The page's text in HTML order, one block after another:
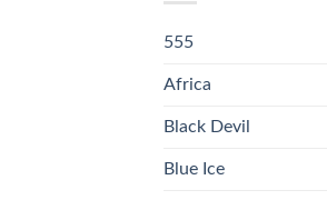
555
Africa
Black Devil
Blue Ice